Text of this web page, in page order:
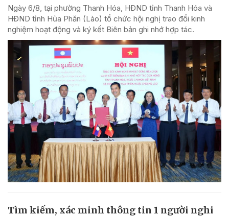
Ngày 6/8, tại phường Thanh Hóa, HĐND tỉnh Thanh Hóa và
HĐND tỉnh Hủa Phăn (Lào) tổ chức hội nghị trao đổi kinh
nghiệm hoạt động và ký kết Biên bản ghi nhớ hợp tác.
Tìm kiếm, xác minh thông tin 1 người nghi